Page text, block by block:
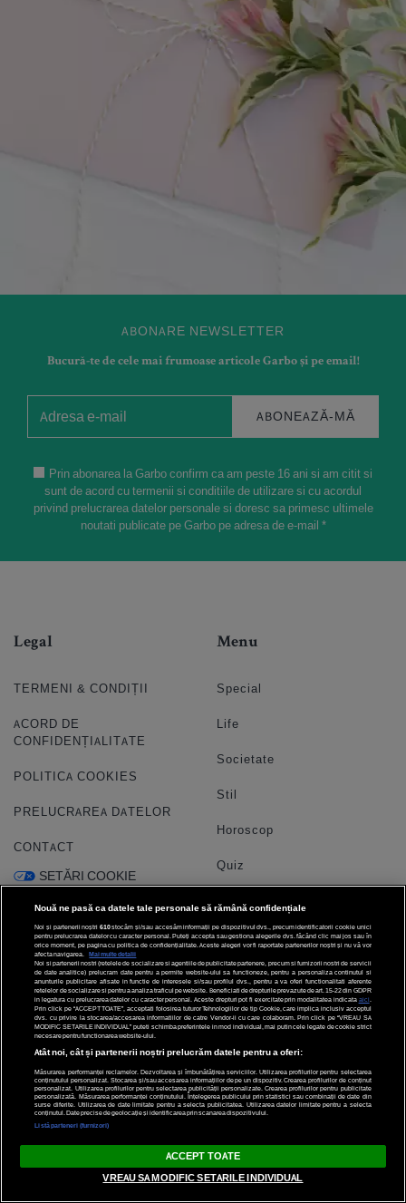
ABONARE NEWSLETTER
Bucură-te de cele mai frumoase articole Garbo și pe email!
ABONEAZĂ-MĂ
Prin abonarea la Garbo confirm ca am peste 16 ani si am citit si
sunt de acord cu termenii si conditiile de utilizare si cu acordul
privind prelucrarea datelor personale si doresc sa primesc ultimele
noutati publicate pe Garbo pe adresa de e-mail *
Legal
TERMENI & CONDIȚII
ACORD DE
CONFIDENȚIALITATE
POLITICA COOKIES
PRELUCRAREA DATELOR
CONTACT
SETĂRI COOKIE
Menu
Special
Life
Societate
Stil
Horoscop
Quiz
Echipa
Video
Diverse
TESTELE GARBO
HOROSCOP
HOROSCOPUL IUBIRII
FORUMURI
TRATAMENTE NATURISTE
Social Media
© 2026 Internet Corp SRL
Toate drepturile rezervate
Nouă ne pasă ca datele tale personale să rămână confidențiale
Noi și partenerii noștri 610stocăm și/sau accesăm informații pe dispozitivul dvs., precum identificatorii cookie unici
pentru prelucrarea datelor cu caracter personal. Puteți accepta sau gestiona alegerile dvs. făcând clic mai jos sau în
orice moment, pe pagina cu politica de confidențialitate. Aceste alegeri vor fi raportate partenerilor noștri și nu vă vor
afecta navigarea.
Mai multe detalii
Noi si partenerii nostri (retelele de socializare si agentiile de publicitate partenere, precum si furnizorii nostri de servicii
de date analitice) prelucram date pentru a permite website-ului sa functioneze, pentru a personaliza continutul si
anunturile publicitare afisate in functie de interesele si/sau profilul dvs., pentru a va oferi functionalitati aferente
retelelor de socializare si pentru a analiza traficul pe website. Beneficiati de drepturile prevazute de art. 15-22 din GDPR
in legatura cu prelucrarea datelor cu caracter personal. Aceste drepturi pot fi exercitate prin modalitatea indicata aici
Prin click pe “ACCEPT TOATE”, acceptati folosirea tuturor Tehnologiilor de tip Cookie, care implica inclusiv acceptul
dvs. cu privire la stocarea/accesarea informatiilor de catre Vendor-ii cu care colaboram. Prin click pe “VREAU SA
MODIFIC SETARILE INDIVIDUAL” puteti schimba preferintele in mod individual, mai putin cele legate de cookie strict
necesare pentru functionarea website-ului.
Atât noi, cât și partenerii noștri prelucrăm datele pentru a oferi:
Măsurarea performanței reclamelor. Dezvoltarea și îmbunătățirea serviciilor. Utilizarea profilurilor pentru selectarea
conținutului personalizat. Stocarea și/sau accesarea informațiilor de pe un dispozitiv. Crearea profilurilor de conținut
personalizat. Utilizarea profilurilor pentru selectarea publicității personalizate. Crearea profilurilor pentru publicitate
personalizată. Măsurarea performanței conținutului. Înțelegerea publicului prin statistici sau combinații de date din
surse diferite. Utilizarea de date limitate pentru a selecta publicitatea. Utilizarea datelor limitate pentru a selecta
conținutul. Date precise de geolocație și identificarea prin scanarea dispozitivului.
Listă parteneri (furnizori)
ACCEPT TOATE
VREAU SA MODIFIC SETARILE INDIVIDUAL